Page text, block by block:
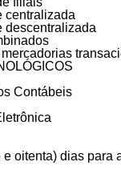
centralizada
descentralizada
Contábeis
oitenta) dias para